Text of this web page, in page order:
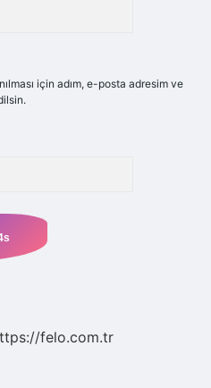
için adım, e-posta adresim ve
felo.com.tr